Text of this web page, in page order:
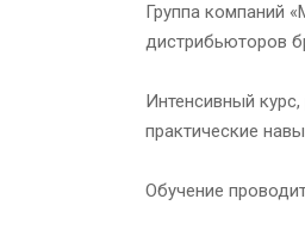
Группа компаний
дистрибьюторов
Интенсивный
практические
Обучение